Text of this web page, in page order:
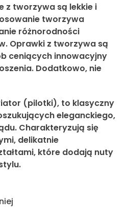
z tworzywa są lekkie i
tworzywa
różnorodności
Oprawki z tworzywa są
ceniących innowacyjny
Dodatkowo, nie
(pilotki), to klasyczny
eleganckiego,
Charakteryzują się
delikatnie
które dodają nuty